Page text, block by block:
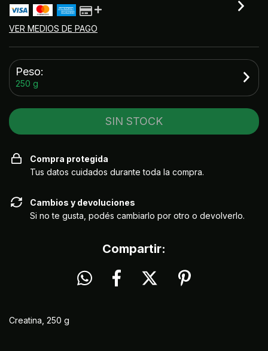
VER MEDIOS DE PAGO
Peso:
250 g
Compra protegida
Tus datos cuidados durante toda la compra.
Cambios y devoluciones
Si no te gusta, podés cambiarlo por otro o devolverlo.
Compartir:
Creatina, 250 g